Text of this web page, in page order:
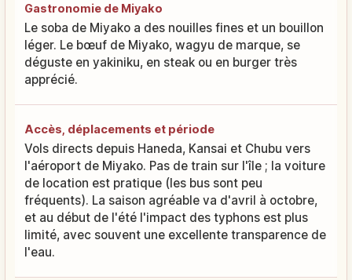
Gastronomie de Miyako
Le soba de Miyako a des nouilles fines et un bouillon
léger. Le bœuf de Miyako, wagyu de marque, se
déguste en yakiniku, en steak ou en burger très
apprécié.
Accès, déplacements et période
Vols directs depuis Haneda, Kansai et Chubu vers
l'aéroport de Miyako. Pas de train sur l'île ; la voiture
de location est pratique (les bus sont peu
fréquents). La saison agréable va d'avril à octobre,
et au début de l'été l'impact des typhons est plus
limité, avec souvent une excellente transparence de
l'eau.